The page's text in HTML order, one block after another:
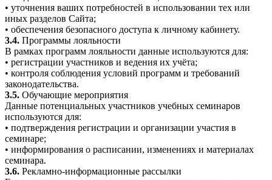
• уточнения ваших потребностей в использовании тех или
иных разделов Сайта;
• обеспечения безопасного доступа к личному кабинету.
3.4. Программы лояльности
В рамках программ лояльности данные используются для:
• регистрации участников и ведения их учёта;
• контроля соблюдения условий программ и требований
законодательства.
3.5. Обучающие мероприятия
Данные потенциальных участников учебных семинаров
используются для:
• подтверждения регистрации и организации участия в
семинаре;
• информирования о расписании, изменениях и материалах
семинара.
3.6. Рекламно-информационные рассылки